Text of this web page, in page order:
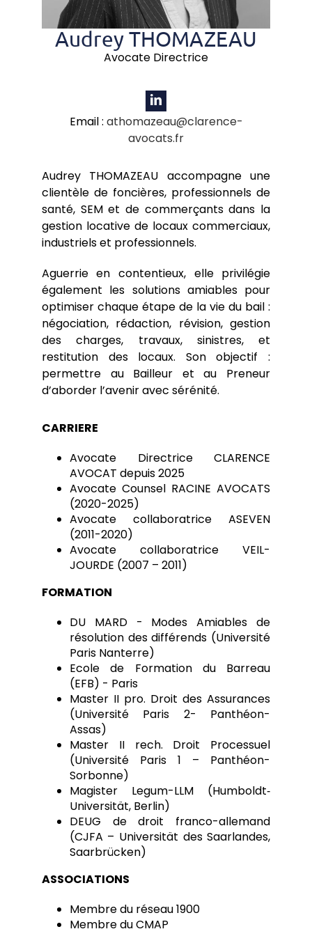
Audrey THOMAZEAU
Avocate Directrice
Email : athomazeau@clarence-
avocats.fr
Audrey THOMAZEAU accompagne une
clientèle de foncières, professionnels de
santé, SEM et de commerçants dans la
gestion locative de locaux commerciaux,
industriels et professionnels.
Aguerrie en contentieux, elle privilégie
également les solutions amiables pour
optimiser chaque étape de la vie du bail :
négociation, rédaction, révision, gestion
des charges, travaux, sinistres, et
restitution des locaux. Son objectif :
permettre au Bailleur et au Preneur
d’aborder l’avenir avec sérénité.
CARRIERE
Avocate Directrice CLARENCE
AVOCAT depuis 2025
Avocate Counsel RACINE AVOCATS
(2020-2025)
Avocate collaboratrice ASEVEN
(2011-2020)
Avocate collaboratrice VEIL-
JOURDE (2007 – 2011)
FORMATION
DU MARD - Modes Amiables de
résolution des différends (Université
Paris Nanterre)
Ecole de Formation du Barreau
(EFB) - Paris
Master II pro. Droit des Assurances
(Université Paris 2- Panthéon-
Assas)
Master II rech. Droit Processuel
(Université Paris 1 – Panthéon-
Sorbonne)
Magister Legum-LLM (Humboldt‐
Universität, Berlin)
DEUG de droit franco-allemand
(CJFA – Universität des Saarlandes,
Saarbrücken)
ASSOCIATIONS
Membre du réseau 1900
Membre du CMAP